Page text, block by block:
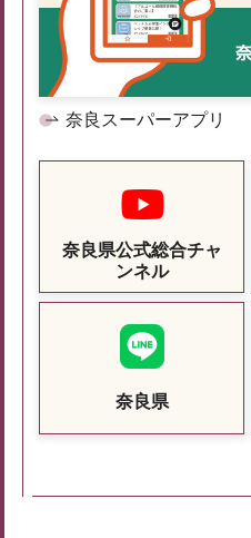
奈良スーパーアプリ
奈良県公式総合チャ
ンネル
奈良県